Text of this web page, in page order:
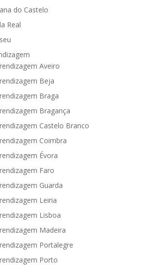
do Castelo
Real
Aveiro
Beja
Braga
Bragança
Castelo Branco
Coimbra
Évora
Faro
Guarda
Leiria
Lisboa
Madeira
Portalegre
Porto